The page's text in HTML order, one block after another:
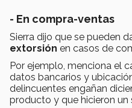
- En compra-ventas
Sierra dijo que se pueden
extorsión en casos de
Por ejemplo, menciona el
datos bancarios y
delincuentes engañan
producto y que hicieron